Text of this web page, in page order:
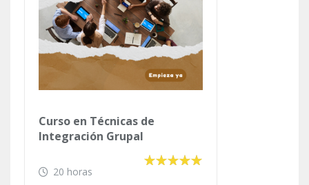
Curso en Técnicas de
Integración Grupal
20 horas